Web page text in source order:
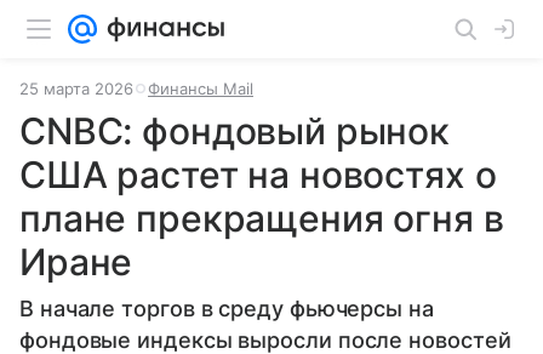
25 марта 2026 Финансы Mail
CNBC: фондовый рынок
США растет на новостях о
плане прекращения огня в
Иране
В начале торгов в среду фьючерсы на
фондовые индексы выросли после новостей